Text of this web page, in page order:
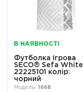
В НАЯВНОСТІ
Футболка ігрова
SECO® Sefa White
22225101 колiр:
чорний
1668